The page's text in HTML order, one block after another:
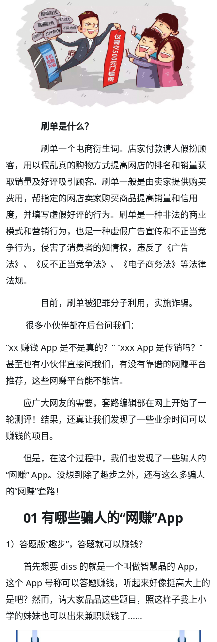
刷单是什么？
刷单一个电商衍生词。店家付款请人假扮顾
客，用以假乱真的购物方式提高网店的排名和销量获
取销量及好评吸引顾客。刷单一般是由卖家提供购买
费用，帮指定的网店卖家购买商品提高销量和信用
度，并填写虚假好评的行为。刷单是一种非法的商业
模式和营销行为，也是一种虚假广告宣传和不正当竞
争行为，侵害了消费者的知情权，违反了《广告
法》、《反不正当竞争法》、《电子商务法》等法律
法规。
目前，刷单被犯罪分子利用，实施诈骗。
很多小伙伴都在后台问我们：
“xx 赚钱 App 是不是真的？” “xxx App 是传销吗？”
甚至也有小伙伴直接问我们，有没有靠谱的网赚平台
推荐，这些网赚平台能不能信。
应广大网友的需要，套路编辑部在网上开始了一
轮测评！结果，还真让我们发现了一些业余时间可以
赚钱的项目。
但是，在这个过程中，我们也发现了一些骗人的
“网赚” App。没想到除了趣步之外，还有这么多骗人
的“网赚”套路！
01 有哪些骗人的“网赚”App
1）答题版“趣步”，答题就可以赚钱？
首先想要 diss 的就是一个叫做智慧晶的 App，
这个 App 号称可以答题赚钱，听起来好像挺高大上的
是吧？然而，请大家品品这些题目，照这样子我上小
学的妹妹也可以出来兼职赚钱了......